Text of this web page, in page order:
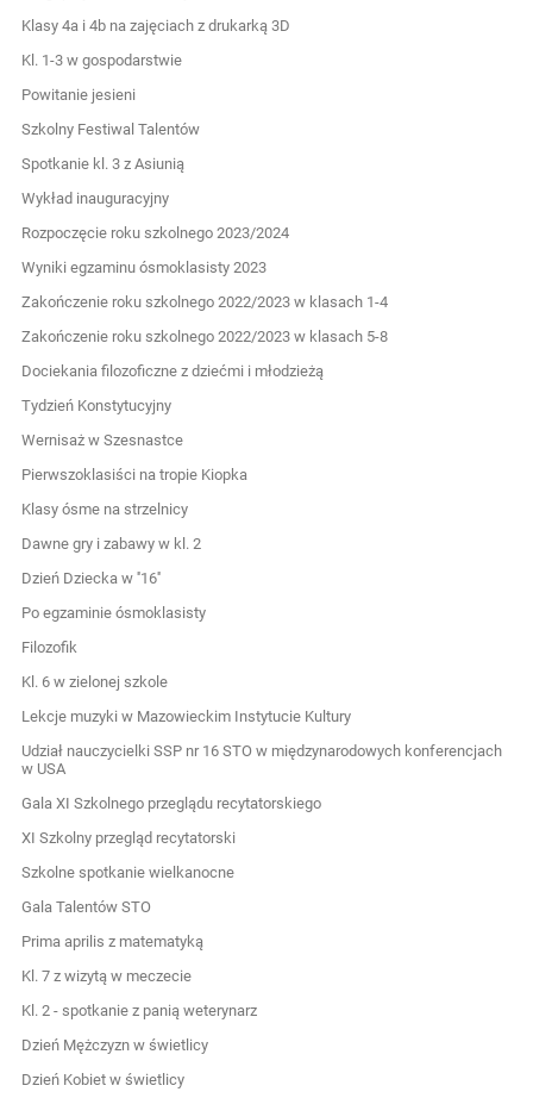
Klasy 4a i 4b na zajęciach z drukarką 3D
Kl. 1-3 w gospodarstwie
Powitanie jesieni
Szkolny Festiwal Talentów
Spotkanie kl. 3 z Asiunią
Wykład inauguracyjny
Rozpoczęcie roku szkolnego 2023/2024
Wyniki egzaminu ósmoklasisty 2023
Zakończenie roku szkolnego 2022/2023 w klasach 1-4
Zakończenie roku szkolnego 2022/2023 w klasach 5-8
Dociekania filozoficzne z dziećmi i młodzieżą
Tydzień Konstytucyjny
Wernisaż w Szesnastce
Pierwszoklasiści na tropie Kiopka
Klasy ósme na strzelnicy
Dawne gry i zabawy w kl. 2
Dzień Dziecka w ''16''
Po egzaminie ósmoklasisty
Filozofik
Kl. 6 w zielonej szkole
Lekcje muzyki w Mazowieckim Instytucie Kultury
Udział nauczycielki SSP nr 16 STO w międzynarodowych konferencjach
w USA
Gala XI Szkolnego przeglądu recytatorskiego
XI Szkolny przegląd recytatorski
Szkolne spotkanie wielkanocne
Gala Talentów STO
Prima aprilis z matematyką
Kl. 7 z wizytą w meczecie
Kl. 2 - spotkanie z panią weterynarz
Dzień Mężczyzn w świetlicy
Dzień Kobiet w świetlicy